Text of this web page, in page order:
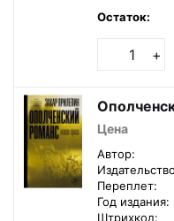
Остаток:
+
Цена
Автор:
Переплет:
Год издания:
Штрихкод: